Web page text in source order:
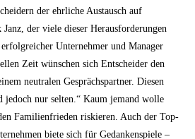
der ehrliche Austausch auf
der viele dieser Herausforderungen
Unternehmer und Manager
Zeit wünschen sich Entscheider den
neutralen Gesprächspartner. Diesen
nur selten.“ Kaum jemand wolle
Familienfrieden riskieren. Auch der Top-
biete sich für Gedankenspiele –